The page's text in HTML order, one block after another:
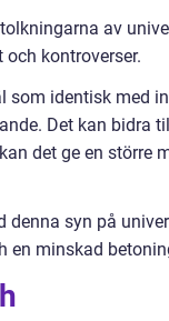
av
kontroverser.
som identisk med
Det kan bidra
det ge en större
denna syn på
en minskad